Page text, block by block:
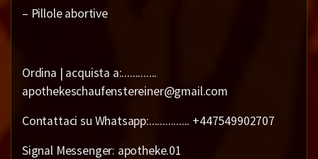
– Pillole abortive
Ordina | acquista a:.............
apothekeschaufenstereiner@gmail.com
Contattaci su Whatsapp:............... +447549902707
Signal Messenger: apotheke.01